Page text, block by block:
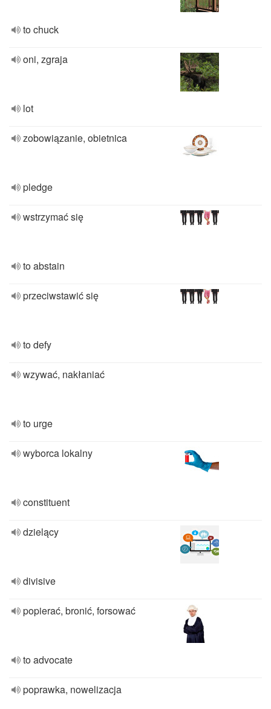
to chuck
oni, zgraja
lot
zobowiązanie, obietnica
pledge
wstrzymać się
to abstain
przeciwstawić się
to defy
wzywać, nakłaniać
to urge
wyborca lokalny
constituent
dzielący
divisive
popierać, bronić, forsować
to advocate
poprawka, nowelizacja